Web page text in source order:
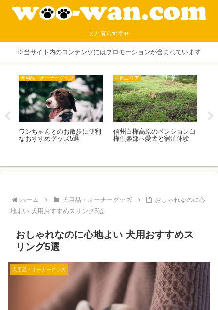
犬と暮らす幸せ
※当サイト内のコンテンツにはプロモーションが含まれています
犬用品・オーナーグッズ
ワンちゃんとのお散歩に便利
なおすすめグッズ5選
中部エリア
信州白樺高原のペンション白
樺倶楽部へ愛犬と宿泊体験
ホーム 犬用品・オーナーグッズ
おしゃれなのに心
地よい 犬用おすすめスリング5選
おしゃれなのに心地よい 犬用おすすめス
リング5選
犬用品・オーナーグッズ